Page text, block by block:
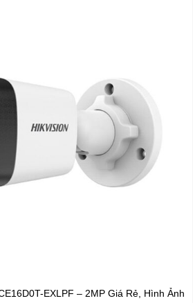
EXLPF – 2MP Giá Rẻ, Hình Ảnh